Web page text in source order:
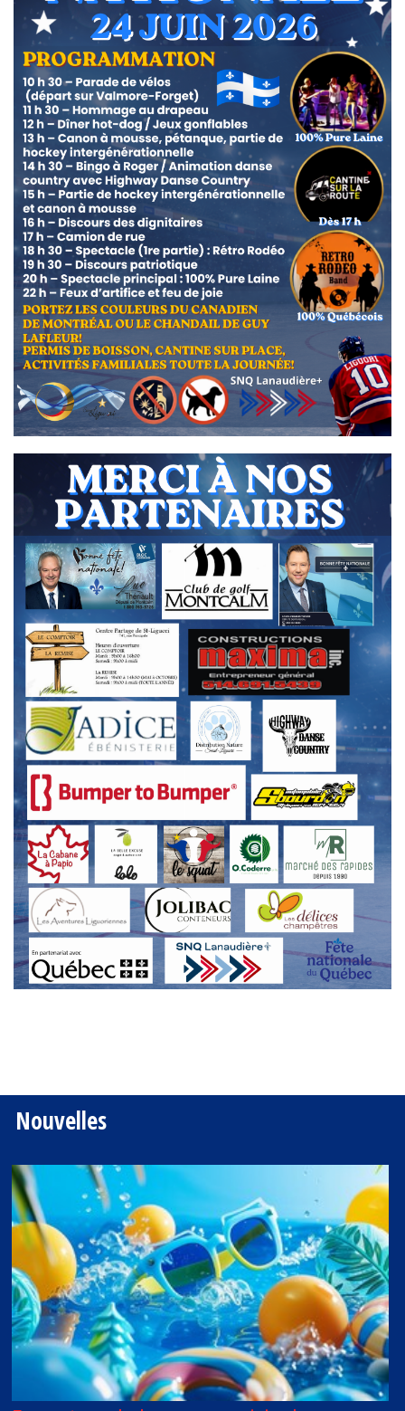
Nouvelles